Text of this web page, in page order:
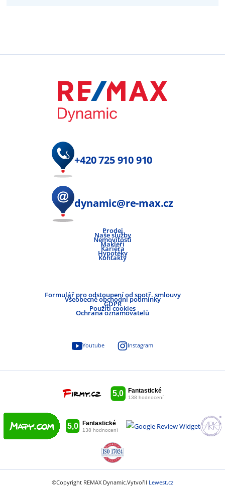
+420 725 910 910
dynamic@re-max.cz
Prodej
Naše služby
Nemovitosti
Makléři
Kariéra
Hypotéky
Kontakty
Formulář pro odstoupení od spotř. smlouvy
Všeobecné obchodní podmínky
GDPR
Použití cookies
Ochrana oznamovatelů
Youtube Instagram
©Copyright REMAX Dynamic.Vytvořil Lewest.cz